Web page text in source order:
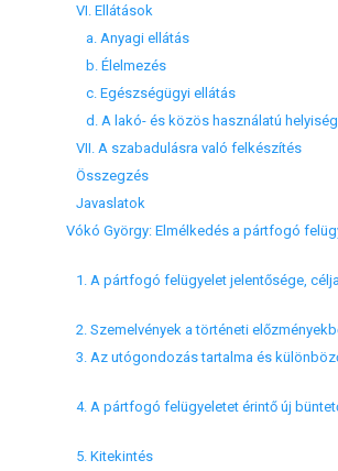
VI. Ellátások
a. Anyagi ellátás
b. Élelmezés
c. Egészségügyi ellátás
VII. A szabadulásra való felkészítés
Összegzés
Javaslatok
Vókó György: Elmélkedés a pártfogó
2. Szemelvények a történeti
5. Kitekintés